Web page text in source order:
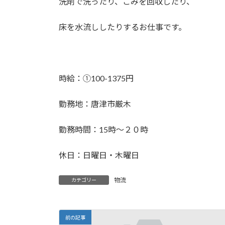
:
床を水流ししたりするお仕事です。
時給：①100-1375円
勤務地：唐津市厳木
勤務時間：15時～２０時
休日：日曜日・木曜日
カテゴリー 物流
前の記事